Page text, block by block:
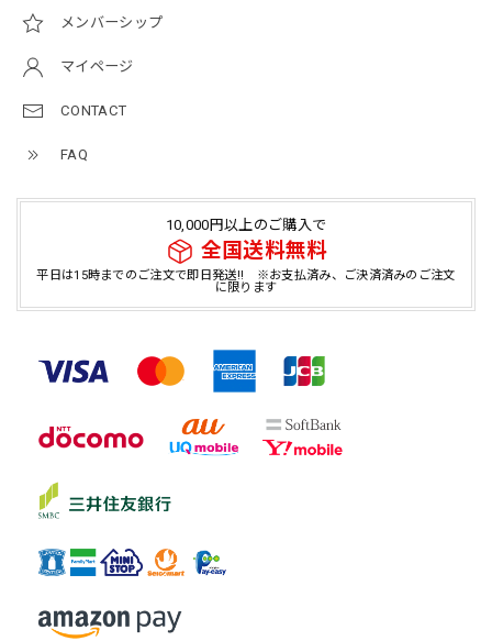
メンバーシップ
マイページ
CONTACT
FAQ
10,000円以上のご購入で
全国送料無料
平日は15時までのご注文で即日発送!! ※お支払済み、ご決済済みのご注文
に限ります